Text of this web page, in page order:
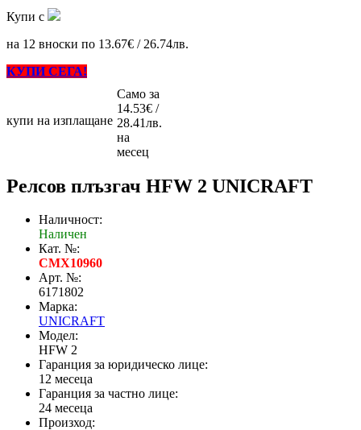
Купи с
на 12 вноски по 13.67€ / 26.74лв.
КУПИ СЕГА!
купи на изплащане
Само за
14.53€ /
28.41лв.
на
месец
Релсов плъзгач HFW 2 UNICRAFT
Наличност:
Наличен
Кат. №:
CMX10960
Арт. №:
6171802
Марка:
UNICRAFT
Модел:
HFW 2
Гаранция за юридическо лице:
12 месеца
Гаранция за частно лице:
24 месеца
Произход: